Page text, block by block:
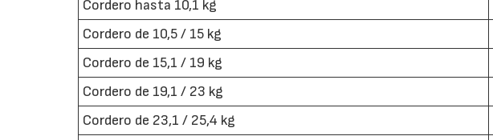
Cordero hasta 10,1 kg
Cordero de 10,5 / 15 kg
Cordero de 15,1 / 19 kg
Cordero de 19,1 / 23 kg
Cordero de 23,1 / 25,4 kg